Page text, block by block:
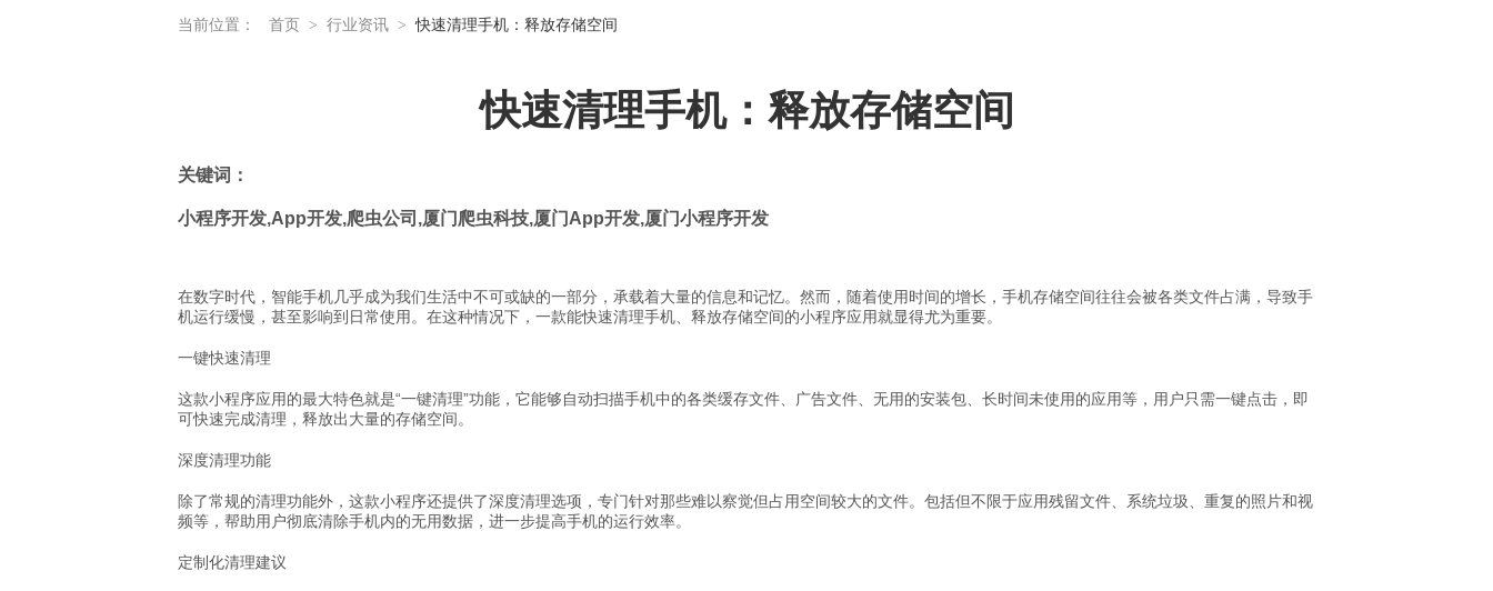
当前位置： 首页 > 行业资讯 > 快速清理手机：释放存储空间
快速清理手机：释放存储空间
关键词：
小程序开发,App开发,爬虫公司 ,厦门爬虫科技,厦门 App开发,厦门小程序开发
在数字时代，智能手机几乎成为我们生活中不可或缺的一部分，承载着大量的信息和记忆。然而，随着使用时间的增长，手机存储空间往往会被各类文件占满，导致手
机运行缓慢，甚至影响到日常使用。在这种情况下，一款能快速清理手机、释放存储空间的小程序应用就显得尤为重要。
一键快速清理
这款小程序应用的最大特色就是“一键清理”功能，它能够自动扫描手机中的各类缓存文件、广告文件、无用的安装包、长时间未使用的应用等，用户只需一键点击，即
可快速完成清理，释放出大量的存储空间。
深度清理功能
除了常规的清理功能外，这款小程序还提供了深度清理选项，专门针对那些难以察觉但占用空间较大的文件。包括但不限于应用残留文件、系统垃圾、重复的照片和视
频等，帮助用户彻底清除手机内的无用数据，进一步提高手机的运行效率。
定制化清理建议